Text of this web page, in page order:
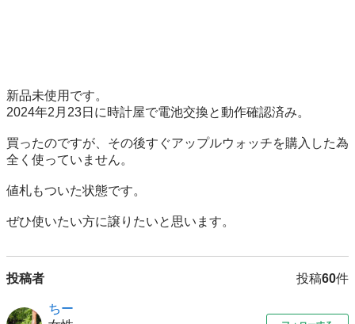
新品未使用です。
2024年2月23日に時計屋で電池交換と動作確認済み。
買ったのですが、その後すぐアップルウォッチを購入した為
全く使っていません。
値札もついた状態です。
ぜひ使いたい方に譲りたいと思います。
投稿者 投稿60件
ちー